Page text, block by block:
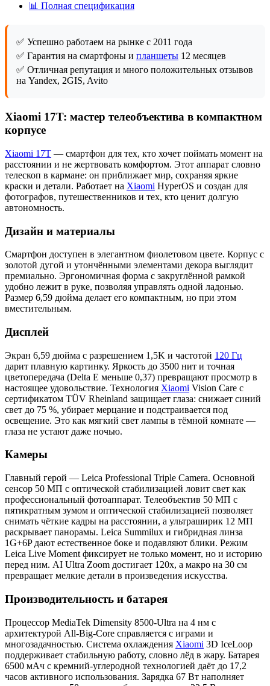
📊 Полная спецификация
✅ Успешно работаем на рынке с 2011 года
✅ Гарантия на смартфоны и планшеты 12 месяцев
✅ Отличная репутация и много положительных отзывов
на Yandex, 2GIS, Avito
Xiaomi 17T: мастер телеобъектива в компактном
корпусе
Xiaomi 17T — смартфон для тех, кто хочет поймать момент на
расстоянии и не жертвовать комфортом. Этот аппарат словно
телескоп в кармане: он приближает мир, сохраняя яркие
краски и детали. Работает на Xiaomi HyperOS и создан для
фотографов, путешественников и тех, кто ценит долгую
автономность.
Дизайн и материалы
Смартфон доступен в элегантном фиолетовом цвете. Корпус с
золотой дугой и утончёнными элементами декора выглядит
премиально. Эргономичная форма с закруглённой рамкой
удобно лежит в руке, позволяя управлять одной ладонью.
Размер 6,59 дюйма делает его компактным, но при этом
вместительным.
Дисплей
Экран 6,59 дюйма с разрешением 1,5K и частотой 120 Гц
дарит плавную картинку. Яркость до 3500 нит и точная
цветопередача (Delta E меньше 0,37) превращают просмотр в
настоящее удовольствие. Технология Xiaomi Vision Care с
сертификатом TÜV Rheinland защищает глаза: снижает синий
свет до 75 %, убирает мерцание и подстраивается под
освещение. Это как мягкий свет лампы в тёмной комнате —
глаза не устают даже ночью.
Камеры
Главный герой — Leica Professional Triple Camera. Основной
сенсор 50 МП с оптической стабилизацией ловит свет как
профессиональный фотоаппарат. Телеобъектив 50 МП с
пятикратным зумом и оптической стабилизацией позволяет
снимать чёткие кадры на расстоянии, а ультраширик 12 МП
раскрывает панорамы. Leica Summilux и гибридная линза
1G+6P дают естественное боке и подавляют блики. Режим
Leica Live Moment фиксирует не только момент, но и историю
перед ним. AI Ultra Zoom достигает 120x, а макро на 30 см
превращает мелкие детали в произведения искусства.
Производительность и батарея
Процессор MediaTek Dimensity 8500-Ultra на 4 нм с
архитектурой All-Big-Core справляется с играми и
многозадачностью. Система охлаждения Xiaomi 3D IceLoop
поддерживает стабильную работу, словно лёд в жару. Батарея
6500 мАч с кремний-углеродной технологией даёт до 17,2
часов активного использования. Зарядка 67 Вт наполняет